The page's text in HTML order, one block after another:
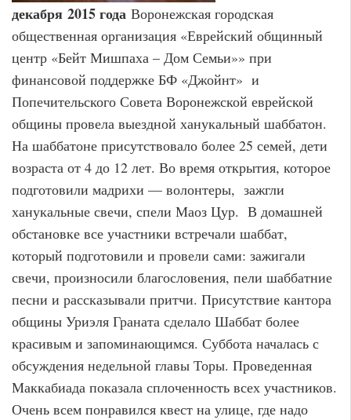
декабря 2015 года Воронежская городская
общественная организация «Еврейский общинный
центр «Бейт Мишпаха – Дом Семьи»» при
финансовой поддержке БФ «Джойнт» и
Попечительского Совета Воронежской еврейской
общины провела выездной ханукальный шаббатон.
На шаббатоне присутствовало более 25 семей, дети
возраста от 4 до 12 лет. Во время открытия, которое
подготовили мадрихи — волонтеры, зажгли
ханукальные свечи, спели Маоз Цур. В домашней
обстановке все участники встречали шаббат,
который подготовили и провели сами: зажигали
свечи, произносили благословения, пели шаббатние
песни и рассказывали притчи. Присутствие кантора
общины Уриэля Граната сделало Шаббат более
красивым и запоминающимся. Суббота началась с
обсуждения недельной главы Торы. Проведенная
Маккабиада показала сплоченность всех участников.
Очень всем понравился квест на улице, где надо